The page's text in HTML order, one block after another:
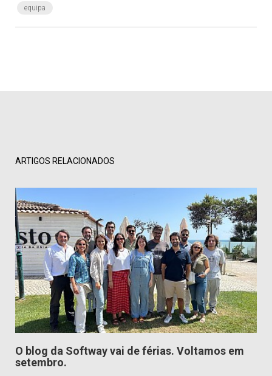
equipa
ARTIGOS RELACIONADOS
O blog da Softway vai de férias. Voltamos em
setembro.